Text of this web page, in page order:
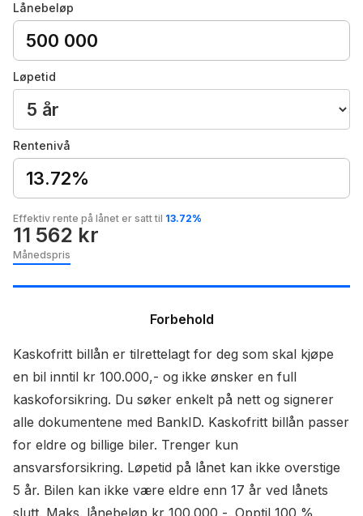
Lånebeløp
Løpetid
Rentenivå
13.72%
Effektiv rente på lånet er satt til 13.72%
11 562 kr
Månedspris
Forbehold
Kaskofritt billån er tilrettelagt for deg som skal kjøpe
en bil inntil kr 100.000,- og ikke ønsker en full
kaskoforsikring. Du søker enkelt på nett og signerer
alle dokumentene med BankID. Kaskofritt billån passer
for eldre og billige biler. Trenger kun
ansvarsforsikring. Løpetid på lånet kan ikke overstige
5 år. Bilen kan ikke være eldre enn 17 år ved lånets